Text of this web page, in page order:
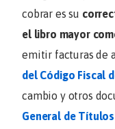
cobrar es su
el libro mayor
emitir facturas de
del Código Fiscal
cambio y otros
General de